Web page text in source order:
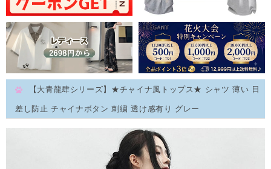
【大青龍肆シリーズ】★チャイナ風トップス★ シャツ 薄い 日
差し防止 チャイナボタン 刺繍 透け感有り グレー